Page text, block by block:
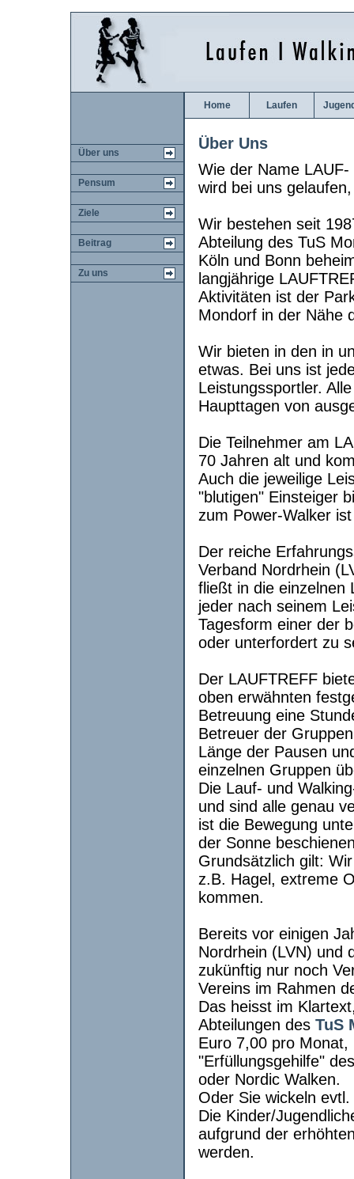
Über uns
Pensum
Ziele
Beitrag
Zu uns
Home Laufen
Über Uns
Wie der Name
wird bei uns
Wir bestehen seit
Abteilung des TuS
Köln und Bonn
langjährige
Aktivitäten ist der
Mondorf in der Nähe
Wir bieten in den in
etwas. Bei uns ist
Leistungssportler.
Haupttagen von
Die Teilnehmer am
70 Jahren alt und
Auch die jeweilige
"blutigen" Einsteiger
zum Power-Walker
Der reiche
Verband Nordrhein
fließt in die einzelnen
jeder nach seinem
Tagesform einer der
oder unterfordert zu
Der LAUFTREFF
oben erwähnten
Betreuung eine
Betreuer der
Länge der Pausen
einzelnen Gruppen
Die Lauf- und
und sind alle genau
ist die Bewegung
der Sonne
Grundsätzlich gilt:
z.B. Hagel, extreme
kommen.
Bereits vor einigen
Nordrhein (LVN) und
zukünftig nur noch
Vereins im Rahmen
Das heisst im
Abteilungen des TuS
Euro 7,00 pro Monat,
"Erfüllungsgehilfe"
oder Nordic Walken.
Oder Sie wickeln
Die Kinder/
aufgrund der
werden.